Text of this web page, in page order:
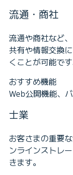
流通・商社
流通や商社など
共有や情報交換
くことが可能です
おすすめ機能
Web公開機能、
士業
お客さまの重要
ンラインストレ
きます。